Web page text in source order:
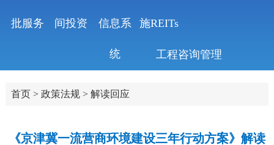
批服务 间投资 信息系
统
施REITs
工程咨询管理
首页> 政策法规> 解读回应
《京津冀一流营商环境建设三年行动方案》解读